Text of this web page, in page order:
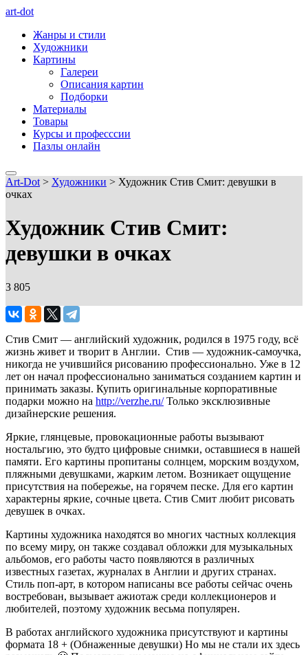
art-dot
Жанры и стили
Художники
Картины
Галереи
Описания картин
Подборки
Материалы
Товары
Курсы и професссии
Пазлы онлайн
Art-Dot > Художники > Художник Стив Смит: девушки в
очках
Художник Стив Смит:
девушки в очках
3 805
Стив Смит — английский художник, родился в 1975 году, всё
жизнь живет и творит в Англии. Стив — художник-самоучка,
никогда не учившийся рисованию профессионально. Уже в 12
лет он начал профессионально заниматься созданием картин и
принимать заказы. Купить оригинальные корпоративные
подарки можно на http://verzhe.ru/Только эксклюзивные
дизайнерские решения.
Яркие, глянцевые, провокационные работы вызывают
ностальгию, это будто цифровые снимки, оставшиеся в нашей
памяти. Его картины пропитаны солнцем, морским воздухом,
пляжными девушками, жарким летом. Возникает ощущение
присутствия на побережье, на горячем песке. Для его картин
характерны яркие, сочные цвета. Стив Смит любит рисовать
девушек в очках.
Картины художника находятся во многих частных коллекция
по всему миру, он также создавал обложки для музыкальных
альбомов, его работы часто появляются в различных
известных газетах, журналах в Англии и других странах.
Стиль поп-арт, в котором написаны все работы сейчас очень
востребован, вызывает ажиотаж среди коллекционеров и
любителей, поэтому художник весьма популярен.
В работах английского художника присутствуют и картины
формата 18 + (Обнаженные девушки) Но мы не стали их здесь